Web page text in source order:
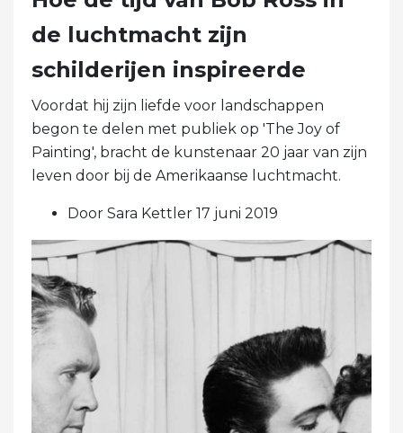
Hoe de tijd van Bob Ross in
de luchtmacht zijn
schilderijen inspireerde
begon te delen met publiek op 'The Joy of
Painting', bracht de kunstenaar 20 jaar van zijn
leven door bij de Amerikaanse luchtmacht.
Door Sara Kettler 17 juni 2019